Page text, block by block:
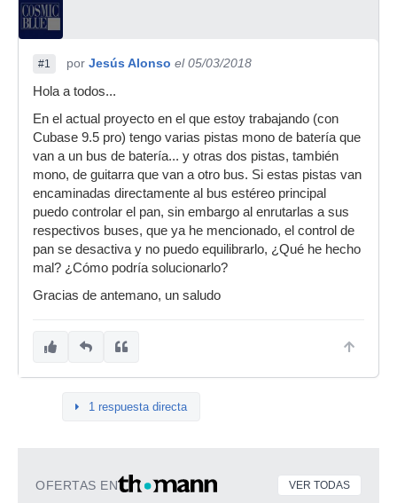
#1 por Jesús Alonso el 05/03/2018
Hola a todos...
En el actual proyecto en el que estoy trabajando (con
Cubase 9.5 pro) tengo varias pistas mono de batería que
van a un bus de batería... y otras dos pistas, también
mono, de guitarra que van a otro bus. Si estas pistas van
encaminadas directamente al bus estéreo principal
puedo controlar el pan, sin embargo al enrutarlas a sus
respectivos buses, que ya he mencionado, el control de
pan se desactiva y no puedo equilibrarlo, ¿Qué he hecho
mal? ¿Cómo podría solucionarlo?
Gracias de antemano, un saludo
1 respuesta directa
OFERTAS EN VER TODAS